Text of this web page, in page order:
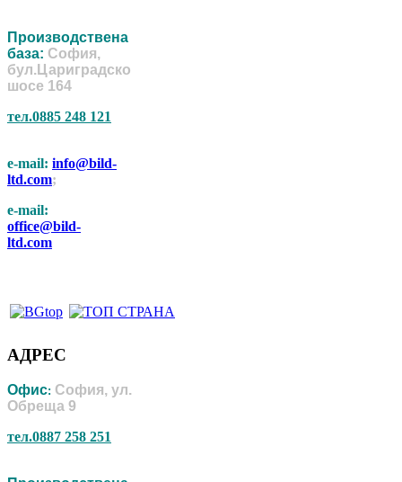
Производствена
база: София,
бул.Цариградско
шосе 164
тел.0885 248 121
e-mail: info@bild-
ltd.com;
e-mail:
office@bild-
ltd.com
АДРЕС
Офис: София, ул.
Обреща 9
тел.0887 258 251